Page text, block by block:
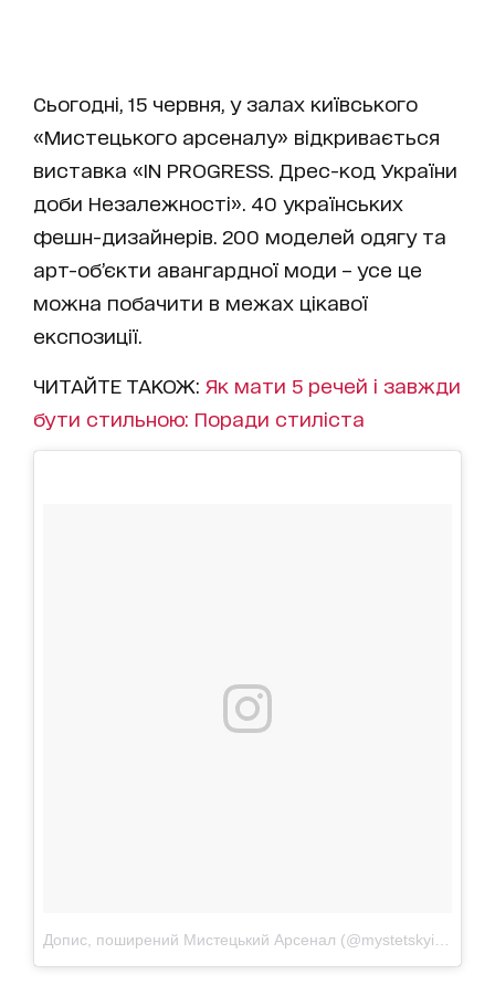
Сьогодні, 15 червня, у залах київського
«Мистецького арсеналу» відкривається
виставка «ІN PROGRESS. Дрес-код України
доби Незалежності». 40 українських
фешн-дизайнерів. 200 моделей одягу та
арт-об’єкти авангардної моди – усе це
можна побачити в межах цікавої
експозиції.
ЧИТАЙТЕ ТАКОЖ: Як мати 5 речей і завжди
бути стильною: Поради стиліста